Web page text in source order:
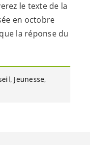
le texte de la
en octobre
la réponse du
Jeunesse